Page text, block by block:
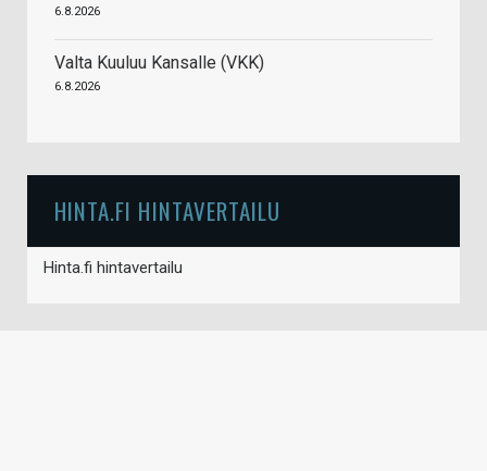
6.8.2026
Valta Kuuluu Kansalle (VKK)
6.8.2026
HINTA.FI HINTAVERTAILU
Hinta.fi hintavertailu